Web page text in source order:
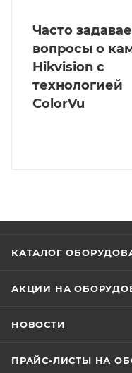
Часто
вопросы о
Hikvision с
технологией
ColorVu
КАТАЛОГ
АКЦИИ НА
НОВОСТИ
ПРАЙС-ЛИСТЫ НА